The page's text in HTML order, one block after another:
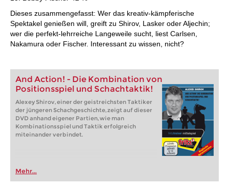
Dieses zusammengefasst: Wer das kreativ-kämpferische
Spektakel genießen will, greift zu Shirov, Lasker oder Aljechin;
wer die perfekt-lehrreiche Langeweile sucht, liest Carlsen,
Nakamura oder Fischer. Interessant zu wissen, nicht?
And Action! - Die Kombination von
Positionsspiel und Schachtaktik!
Alexey Shirov, einer der geistreichsten Taktiker
der jüngeren Schachgeschichte, zeigt auf dieser
DVD anhand eigener Partien, wie man
Kombinationsspiel und Taktik erfolgreich
miteinander verbindet.
Mehr...